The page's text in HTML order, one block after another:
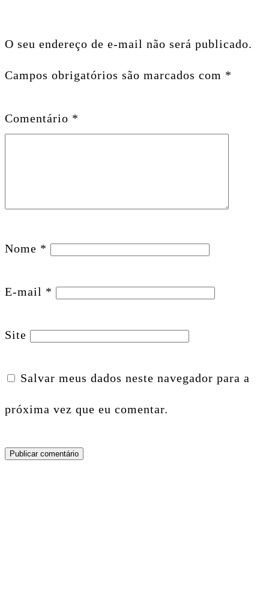
O seu endereço de e-mail não será publicado.
Campos obrigatórios são marcados com *
Comentário *
Nome *
E-mail *
Site
Salvar meus dados neste navegador para a
próxima vez que eu comentar.